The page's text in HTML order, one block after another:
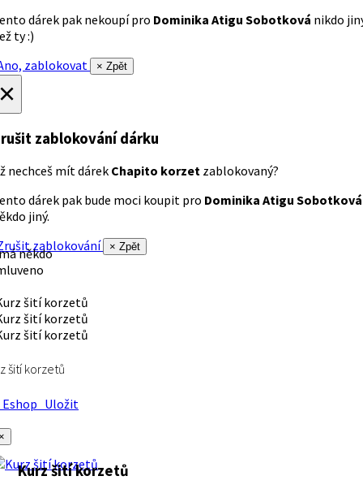
dárek pak nekoupí pro Dominika Atigu Sobotková nikdo
ty :)
zablokovat
× Zpět
zablokování dárku
nechceš mít dárek Chapito korzet zablokovaný?
dárek pak bude moci koupit pro Dominika Atigu Sobotková
jiný.
zablokování
× Zpět
někdo
šití korzetů
Uložit
Kurz šití korzetů